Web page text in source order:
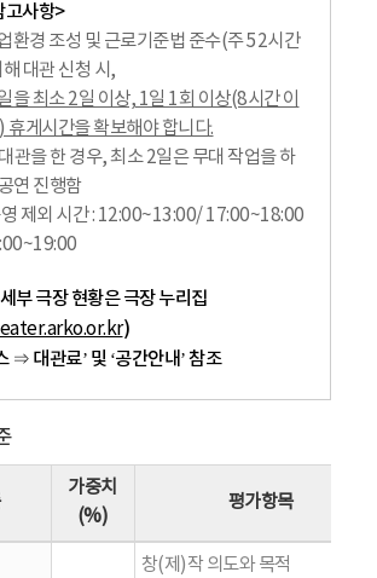
고사항>
환경 조성 및 근로기준법 준수(주 52시간
대관 신청 시,
을 최소 2일 이상, 1일 1회 이상(8시간 이
휴게시간을 확보해야 합니다.
관을 한 경우, 최소 2일은 무대 작업을 하
연 진행함
제외 시간 : 12:00~13:00/ 17:00~18:00
부 극장 현황은 극장 누리집
)
⇒ 대관료’ 및 ‘공간안내’ 참조
가중치
(%)
평가항목
창(제)작 의도와 목적